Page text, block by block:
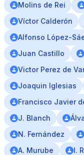
Molins de Rei
Víctor Calderón
Alfonso López-
Juan Castillo
Victor Perez de
Joaquin Iglesias
Francisco Javier
J. Blanch
N. Fernández
A. Murube
I.